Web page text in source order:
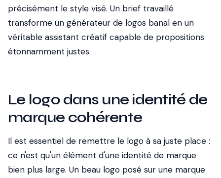
précisément le style visé. Un brief travaillé
transforme un générateur de logos banal en un
véritable assistant créatif capable de propositions
étonnamment justes.
Le logo dans une identité de
marque cohérente
Il est essentiel de remettre le logo à sa juste place :
ce n'est qu'un élément d'une identité de marque
bien plus large. Un beau logo posé sur une marque